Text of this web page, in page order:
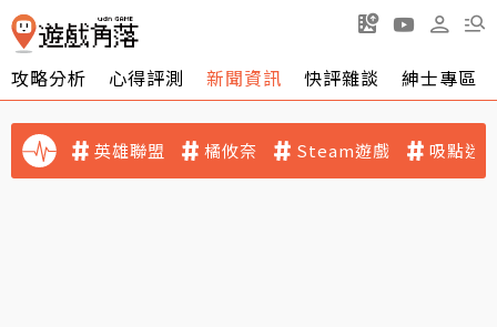
攻略分析 心得評測 新聞資訊 快評雜談 紳士專區
英雄聯盟 橘攸奈 Steam遊戲 吸點迷